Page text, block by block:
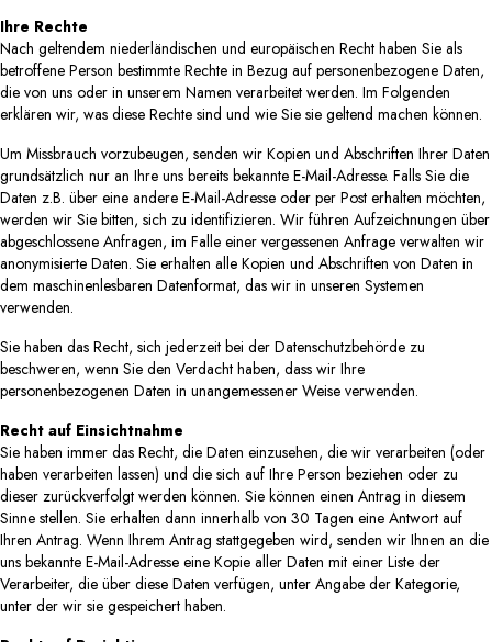
Ihre Rechte
Nach geltendem niederländischen und europäischen Recht haben Sie als
betroffene Person bestimmte Rechte in Bezug auf personenbezogene Daten,
die von uns oder in unserem Namen verarbeitet werden. Im Folgenden
erklären wir, was diese Rechte sind und wie Sie sie geltend machen können.
Um Missbrauch vorzubeugen, senden wir Kopien und Abschriften Ihrer Daten
grundsätzlich nur an Ihre uns bereits bekannte E-Mail-Adresse. Falls Sie die
Daten z.B. über eine andere E-Mail-Adresse oder per Post erhalten möchten,
werden wir Sie bitten, sich zu identifizieren. Wir führen Aufzeichnungen über
abgeschlossene Anfragen, im Falle einer vergessenen Anfrage verwalten wir
anonymisierte Daten. Sie erhalten alle Kopien und Abschriften von Daten in
dem maschinenlesbaren Datenformat, das wir in unseren Systemen
verwenden.
Sie haben das Recht, sich jederzeit bei der Datenschutzbehörde zu
beschweren, wenn Sie den Verdacht haben, dass wir Ihre
personenbezogenen Daten in unangemessener Weise verwenden.
Recht auf Einsichtnahme
Sie haben immer das Recht, die Daten einzusehen, die wir verarbeiten (oder
haben verarbeiten lassen) und die sich auf Ihre Person beziehen oder zu
dieser zurückverfolgt werden können. Sie können einen Antrag in diesem
Sinne stellen. Sie erhalten dann innerhalb von 30 Tagen eine Antwort auf
Ihren Antrag. Wenn Ihrem Antrag stattgegeben wird, senden wir Ihnen an die
uns bekannte E-Mail-Adresse eine Kopie aller Daten mit einer Liste der
Verarbeiter, die über diese Daten verfügen, unter Angabe der Kategorie,
unter der wir sie gespeichert haben.